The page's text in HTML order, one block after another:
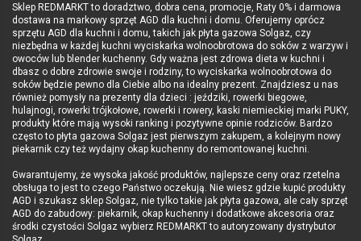
Sklep REDMARKT to doradztwo, dobra cena, promocje, Raty 0% i darmowa
dostawa na markowy sprzęt AGD dla kuchni i domu. Oferujemy oprócz
sprzętu AGD dla kuchni i domu, takich jak płyta gazowa Solgaz, czy
niezbędna w każdej kuchni wyciskarka wolnoobrotowa do soków z warzyw i
owoców lub blender kuchenny. Gdy ważna jest zdrowa dieta w kuchni i
dbasz o dobre zdrowie swoje i rodziny, to wyciskarka wolnoobrotowa do
soków będzie pewno dla Ciebie albo na idealny prezent. Znajdziesz u nas
również pomysły na prezenty dla dzieci : jeździki, rowerki biegowe,
hulajnogi, rowerki trójkołowe, rowerki i rowery, kaski niemieckiej marki PUKY,
produkty które mają wysoki ranking i pozytywne opinie rodziców. Bardzo
często to płyta gazowa Solgaz jest pierwszym zakupem, a kolejnym nowy
piekarnik czy też wydajny okap kuchenny do remontowanej kuchni.
Gwarantujemy, że wysoka jakość produktów, najlepsze ceny oraz rzetelna
obsługa to jest to czego Państwo oczekują. Nie wiesz gdzie kupić produkty
AGD i szukasz sklep Solgaz, nie tylko takie jak płyta gazowa, ale cały sprzęt
AGD do zabudowy: piekarnik, okap kuchenny i dodatkowe akcesoria oraz
środki czystości Solgaz wybierz REDMARKT to autoryzowany dystrybutor